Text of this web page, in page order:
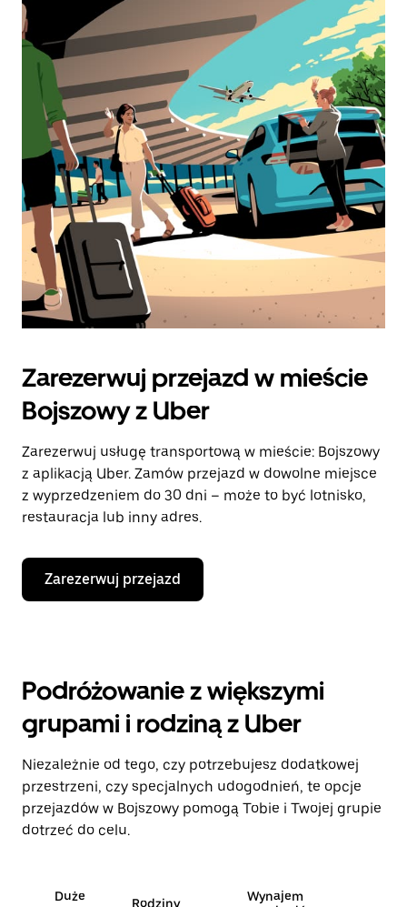
i wybrać
datę.
Naciśnij
klawisz
„Escape”,
aby
zamknąć
kalendarz.
Zarezerwuj przejazd w mieście
Bojszowy z Uber
Zarezerwuj usługę transportową w mieście: Bojszowy
z aplikacją Uber. Zamów przejazd w dowolne miejsce
z wyprzedzeniem do 30 dni – może to być lotnisko,
restauracja lub inny adres.
Zarezerwuj przejazd
Podróżowanie z większymi
grupami i rodziną z Uber
Niezależnie od tego, czy potrzebujesz dodatkowej
przestrzeni, czy specjalnych udogodnień, te opcje
przejazdów w Bojszowy pomogą Tobie i Twojej grupie
dotrzeć do celu.
Duże
Rodziny
Wynajem